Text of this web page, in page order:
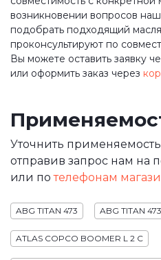
возникновении вопросов
подобрать подходящий
проконсультируют по
Вы можете оставить заявку
или оформить заказ через
Уточнить
отправив запрос нам на
или потелефонам
ABG TITAN 473 ABG TITAN
ATLAS COPCO BOOMER L 2 C